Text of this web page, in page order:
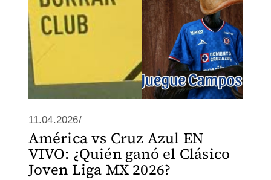
11.04.2026/
América vs Cruz Azul EN
VIVO: ¿Quién ganó el Clásico
Joven Liga MX 2026?